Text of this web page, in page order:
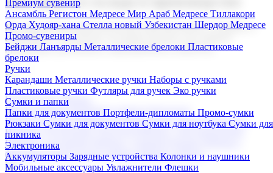
Премиум сувенир
Ансамбль Регистон Медресе Мир Араб Медресе Тиллакори
Орда Худояр-хана Стелла новый Узбекистан Шердор Медресе
Промо-сувениры
Бейджи Ланъярды Металлические брелоки Пластиковые
брелоки
Ручки
Карандаши Металлические ручки Наборы с ручками
Пластиковые ручки Футляры для ручек Эко ручки
Сумки и папки
Папки для документов Портфели-дипломаты Промо-сумки
Рюкзаки Сумки для документов Сумки для ноутбука Сумки для
пикника
Электроника
Аккумуляторы Зарядные устройства Колонки и наушники
Мобильные аксессуары Увлажнители Флешки
Мы предлагаем широкий выбор корпоративных подарков и
сувениров с логотипом. В нашем каталоге вы найдете
продукцию для бизнеса, мероприятия и клиентов.
Подарочные наборы
Бизнес наборыКофейные наборы Кошельки
Наборы из кожиНаборы ручекНаборы с аккумуляторами
Наборы с бутылками для воды
Наборы с ежедневниками
Наборы с кружками
флешкамиНовогодние наборыЧайные наборы